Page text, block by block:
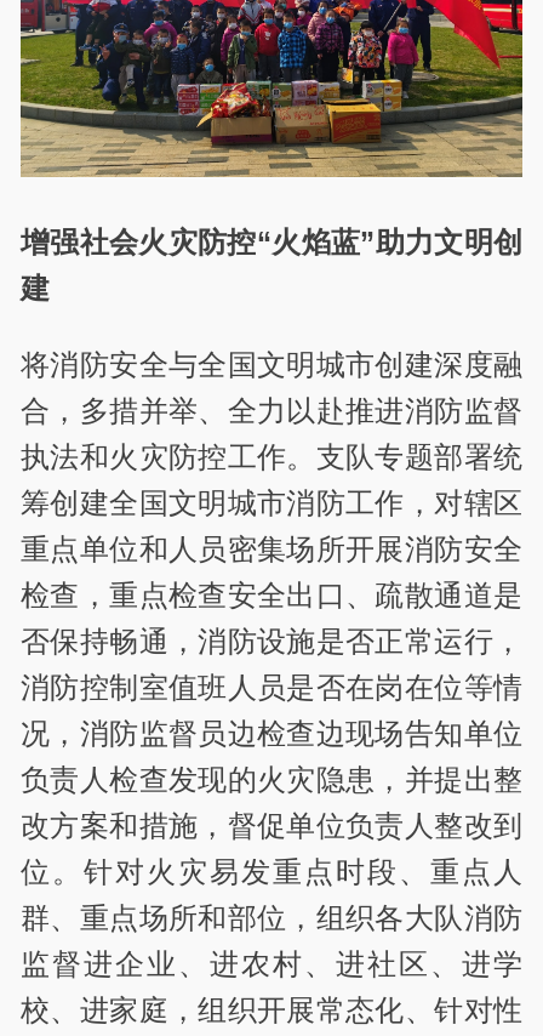
增强社会火灾防控“火焰蓝”助力文明创
建
将消防安全与全国文明城市创建深度融
合，多措并举、全力以赴推进消防监督
执法和火灾防控工作。支队专题部署统
筹创建全国文明城市消防工作，对辖区
重点单位和人员密集场所开展消防安全
检查，重点检查安全出口、疏散通道是
否保持畅通，消防设施是否正常运行，
消防控制室值班人员是否在岗在位等情
况，消防监督员边检查边现场告知单位
负责人检查发现的火灾隐患，并提出整
改方案和措施，督促单位负责人整改到
位。针对火灾易发重点时段、重点人
群、重点场所和部位，组织各大队消防
监督进企业、进农村、进社区、进学
校、进家庭，组织开展常态化、针对性